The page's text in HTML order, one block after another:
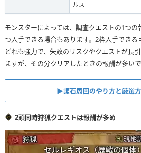
ルス
モンスターによっては、調査クエストの1つ
つ入手できる場合もあります。2枠入手でき
どれも強力で、失敗のリスクやクエストが長
ますが、その分クリアしたときの報酬が多いで
▶︎護石周回のやり方と厳選
2頭同時狩猟クエストは報酬が多め